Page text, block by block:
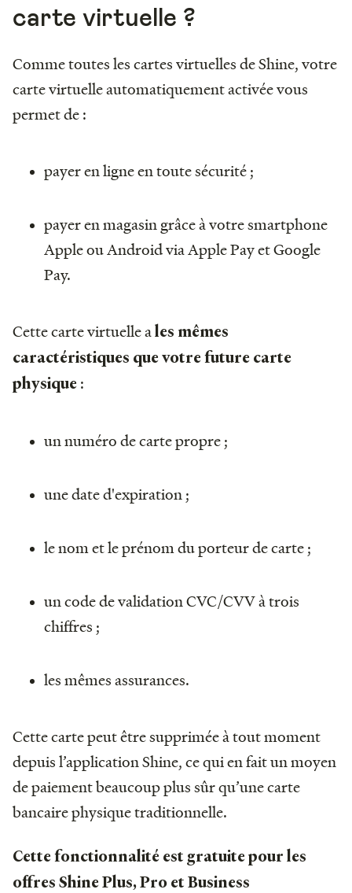
carte virtuelle ?
Comme toutes les cartes virtuelles de Shine, votre
carte virtuelle automatiquement activée vous
permet de :
payer en ligne en toute sécurité ;
payer en magasin grâce à votre smartphone
Apple ou Android via Apple Pay et Google
Pay.
Cette carte virtuelle ales mêmes
caractéristiques que votre future carte
physique :
un numéro de carte propre ;
une date d'expiration ;
le nom et le prénom du porteur de carte ;
un code de validation CVC/CVV à trois
chiffres ;
les mêmes assurances.
Cette carte peut être supprimée à tout moment
depuis l’application Shine, ce qui en fait un moyen
de paiement beaucoup plus sûr qu’une carte
bancaire physique traditionnelle.
Cette fonctionnalité est gratuite pour les
offres Shine Plus, Pro et Business